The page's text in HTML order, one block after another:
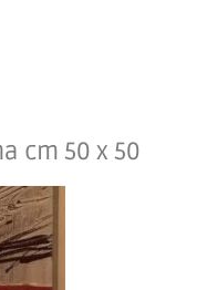
cm 50 x 50